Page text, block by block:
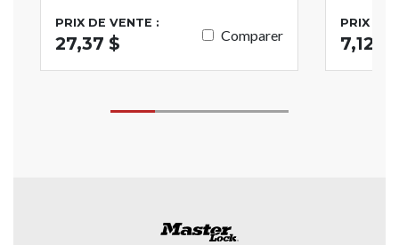
PRIX DE VENTE :
27,37 $ Comparer
PRIX DE
7,12 $